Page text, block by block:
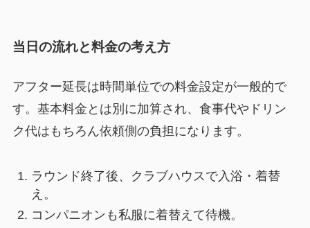
当日の流れと料金の考え方
アフター延長は時間単位での料金設定が一般的で
す。基本料金とは別に加算され、食事代やドリン
ク代はもちろん依頼側の負担になります。
ラウンド終了後、クラブハウスで入浴・着替
え。
コンパニオンも私服に着替えて待機。